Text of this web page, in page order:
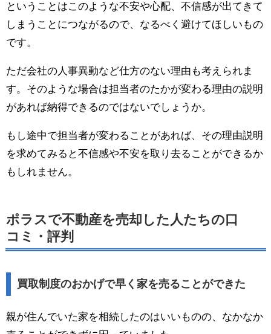
ということはこのような不安や心配、不信感が出てきて
しまうことにつながるので、なるべく避けてほしいもの
です。
ただ会社の人事異動など仕方のない理由も考えられま
す。そのような場合は担当者のたかが変わる理由の説明
があれば納得できるのではないでしょうか。
もし途中で担当者が変わることがあれば、その理由説明
を求めてみると不信感や不安を取り去ることができるか
もしれません。
ポラスで不動産を売却した人たちの口
コミ・評判
買取制度のおかげで早く家を売ることができた
親が住んでいた家を相続したのはいいものの、なかなか